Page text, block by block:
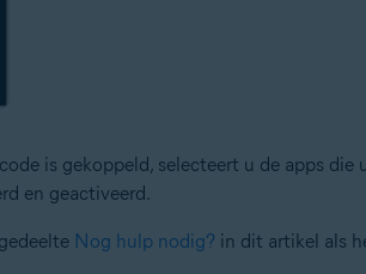
is gekoppeld, selecteert u de apps
en geactiveerd.
Nog hulp nodig? in dit artikel als